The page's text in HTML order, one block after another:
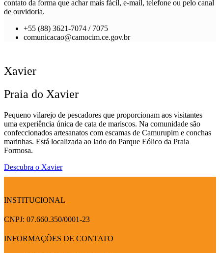
contato da forma que achar mais fácil, e-mail, telefone ou pelo canal
de ouvidoria.
+55 (88) 3621-7074 / 7075
comunicacao@camocim.ce.gov.br
Xavier
Praia do Xavier
Pequeno vilarejo de pescadores que proporcionam aos visitantes
uma experiência única de cata de mariscos. Na comunidade são
confeccionados artesanatos com escamas de Camurupim e conchas
marinhas. Está localizada ao lado do Parque Eólico da Praia
Formosa.
Descubra o Xavier
INSTITUCIONAL
CNPJ: 07.660.350/0001-23
INFORMAÇÕES DE CONTATO